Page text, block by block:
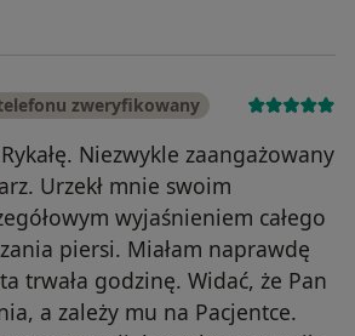
zweryfikowany
Niezwykle zaangażowany
Urzekł mnie swoim
wyjaśnieniem całego
piersi. Miałam naprawdę
trwała godzinę. Widać, że Pan
a zależy mu na Pacjentce.